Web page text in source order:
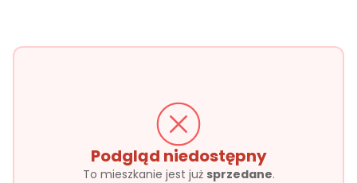
Podgląd niedostępny
To mieszkanie jest już sprzedane.